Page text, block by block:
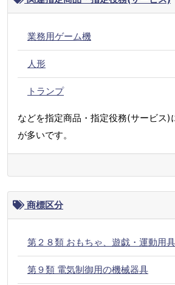
業務用ゲーム機
人形
トランプ
などを指定商品・指定役務(サービス)
が多いです。
商標区分
第２８類 おもちゃ、遊戯・運動用具
第９類 電気制御用の機械器具